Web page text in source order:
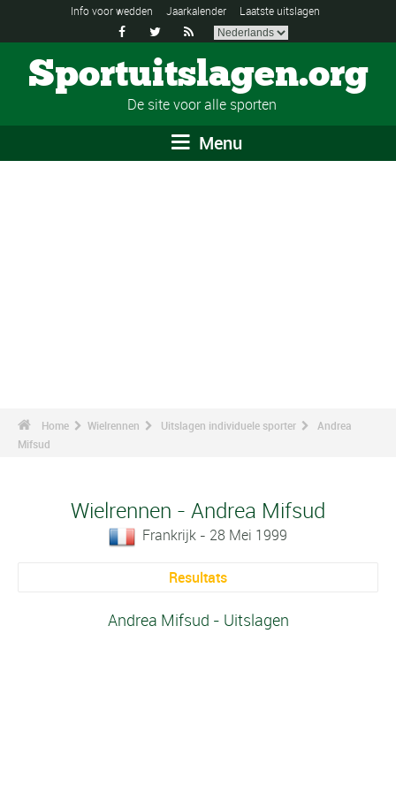
Info voor wedden Jaarkalender Laatste uitslagen
  
Sportuitslagen.org
De site voor alle sporten
Menu
Home Wielrennen Uitslagen individuele sporter
Andrea
Mifsud
Wielrennen - Andrea Mifsud
Frankrijk - 28 Mei 1999
Resultats
Andrea Mifsud - Uitslagen